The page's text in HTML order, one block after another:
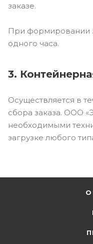
заказе.
При формировании
одного часа.
3.
Осуществляется в
сбора заказа. ООО
необходимыми
загрузке любого
О